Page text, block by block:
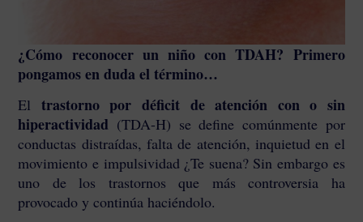
¿Cómo reconocer un niño con TDAH? Primero
pongamos en duda el término…
El trastorno por déficit de atención con o sin
hiperactividad (TDA-H) se define comúnmente por
conductas distraídas, falta de atención, inquietud en el
movimiento e impulsividad ¿Te suena? Sin embargo es
uno de los trastornos que más controversia ha
provocado y continúa haciéndolo.